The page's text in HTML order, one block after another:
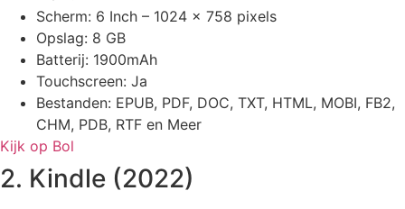
Scherm: 6 Inch – 1024 x 758 pixels
Opslag: 8 GB
Batterij: 1900mAh
Touchscreen: Ja
Bestanden: EPUB, PDF, DOC, TXT, HTML, MOBI, FB2,
CHM, PDB, RTF en Meer
Kijk op Bol
2. Kindle (2022)